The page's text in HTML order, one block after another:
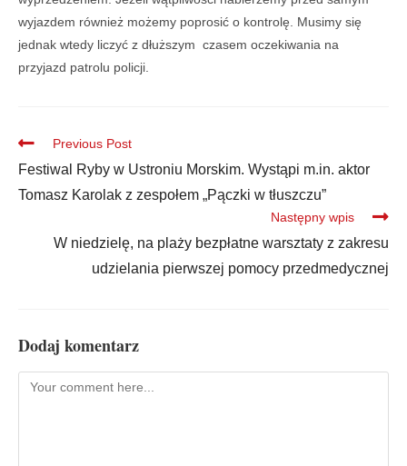
wyjazdem również możemy poprosić o kontrolę. Musimy się
jednak wtedy liczyć z dłuższym czasem oczekiwania na
przyjazd patrolu policji.
Previous Post
Festiwal Ryby w Ustroniu Morskim. Wystąpi m.in. aktor
Tomasz Karolak z zespołem „Pączki w tłuszczu”
Następny wpis
W niedzielę, na plaży bezpłatne warsztaty z zakresu
udzielania pierwszej pomocy przedmedycznej
Dodaj komentarz